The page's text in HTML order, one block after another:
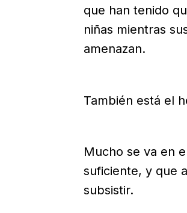
que han tenido
niñas mientras
amenazan.
También está el
Mucho se va en
suficiente, y que
subsistir.